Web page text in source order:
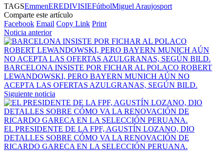
TAGSEmmenEREDIVISIEFútbolMiguel Araujosport
Comparte este artículo
Facebook Email Copy Link Print
Noticia anterior
BARCELONA INSISTE POR FICHAR AL POLACO ROBERT
LEWANDOWSKI, PERO BAYERN MUNICH AÚN NO
ACEPTA LAS OFERTAS AZULGRANAS, SEGÚN BILD.
Siguiente noticia
EL PRESIDENTE DE LA FPF, AGUSTÍN LOZANO, DIO
DETALLES SOBRE CÓMO VA LA RENOVACIÓN DE
RICARDO GARECA EN LA SELECCIÓN PERUANA.